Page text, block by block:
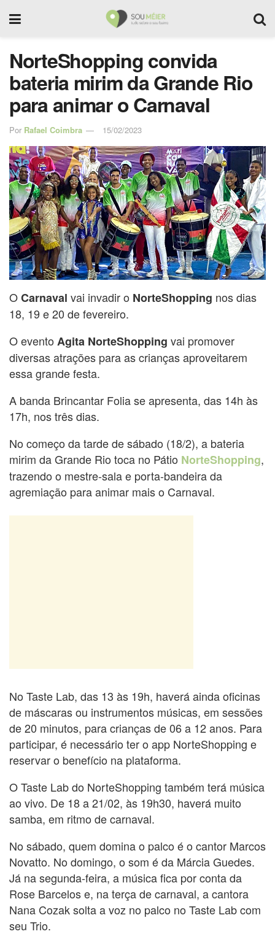
NorteShopping convida
bateria mirim da Grande Rio
para animar o Carnaval
Por Rafael Coimbra 15/02/2023
OCarnaval vai invadir o NorteShopping nos dias
18, 19 e 20 de fevereiro.
O evento Agita NorteShopping vai promover
diversas atrações para as crianças aproveitarem
essa grande festa.
A banda Brincantar Folia se apresenta, das 14h às
17h, nos três dias.
No começo da tarde de sábado (18/2), a bateria
mirim da Grande Rio toca no Pátio NorteShopping,
trazendo o mestre-sala e porta-bandeira da
agremiação para animar mais o Carnaval.
No Taste Lab, das 13 às 19h, haverá ainda oficinas
de máscaras ou instrumentos músicas, em sessões
de 20 minutos, para crianças de 06 a 12 anos. Para
participar, é necessário ter o app NorteShopping e
reservar o benefício na plataforma.
O Taste Lab do NorteShopping também terá música
ao vivo. De 18 a 21/02, às 19h30, haverá muito
samba, em ritmo de carnaval.
No sábado, quem domina o palco é o cantor Marcos
Novatto. No domingo, o som é da Márcia Guedes.
Já na segunda-feira, a música fica por conta da
Rose Barcelos e, na terça de carnaval, a cantora
Nana Cozak solta a voz no palco no Taste Lab com
seu Trio.